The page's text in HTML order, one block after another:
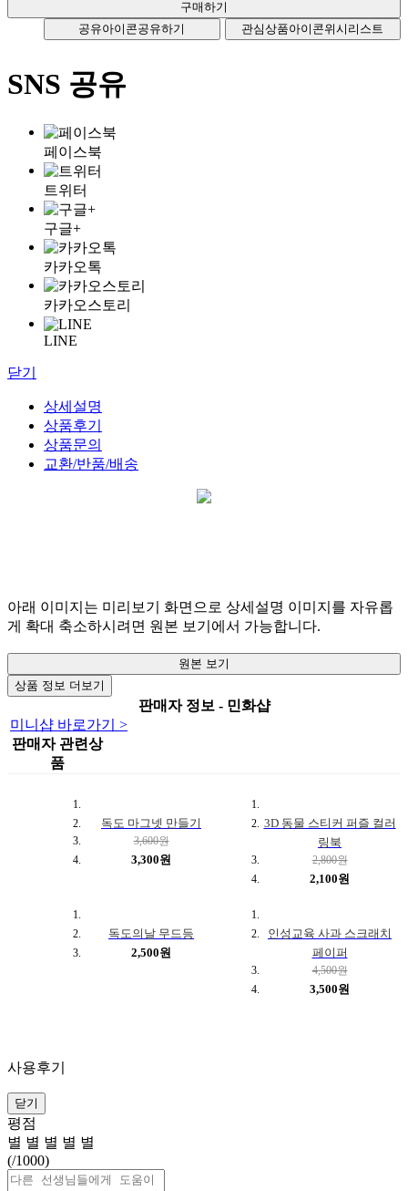
공유아이콘공유하기 관심상품아이콘위시리스트
SNS 공유
페이스북
트위터
구글+
카카오톡
카카오스토리
LINE
닫기
상세설명
상품후기
상품문의
교환/반품/배송
아래 이미지는 미리보기 화면으로 상세설명 이미지를 자유롭
게 확대 축소하시려면 원본 보기에서 가능합니다.
원본 보기
상품 정보 더보기
판매자 정보 - 민화샵
미니샵 바로가기 >
판매자 관련상
품
독도 마그넷 만들기
3,600원
3,300원
3D 동물 스티커 퍼즐 컬러
링북
2,800원
2,100원
독도의날 무드등
2,500원
인성교육 사과 스크래치
페이퍼
4,500원
3,500원
사용후기
닫기
평점
별 별 별 별 별
(/1000)